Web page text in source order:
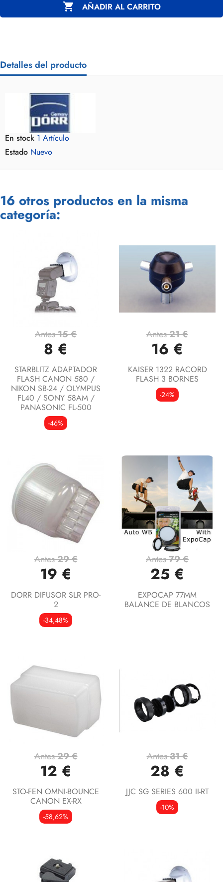
 AÑADIR AL CARRITO
Detalles del producto
En stock 1 Artículo
Estado Nuevo
16 otros productos en la misma
categoría:
Antes15 €
8 €
STARBLITZ ADAPTADOR
FLASH CANON 580 /
NIKON SB-24 / OLYMPUS
FL40 / SONY 58AM /
PANASONIC FL-500
-46%
Antes21 €
16 €
KAISER 1322 RACORD
FLASH 3 BORNES
-24%
Antes29 €
19 €
DORR DIFUSOR SLR PRO-
2
-34,48%
Antes79 €
25 €
EXPOCAP 77MM
BALANCE DE BLANCOS
Antes29 €
12 €
STO-FEN OMNI-BOUNCE
CANON EX-RX
-58,62%
Antes31 €
28 €
JJC SG SERIES 600 II-RT
-10%